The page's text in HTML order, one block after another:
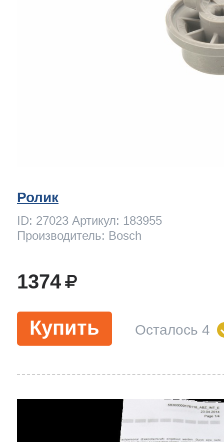
Ролик
ID: 27023 Артикул: 183955
Производитель: Bosch
1374
Купить Осталось 4